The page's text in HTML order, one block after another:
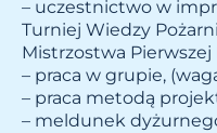
– uczestnictwo w
Turniej Wiedzy
Mistrzostwa Pierwszej
– praca w grupie,
– praca metodą
– meldunek